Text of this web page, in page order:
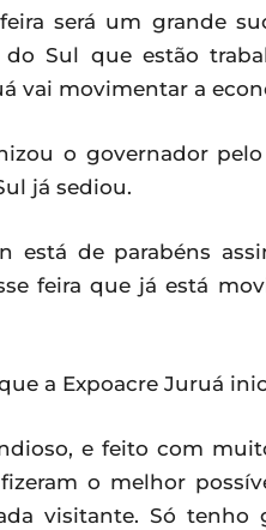
será um grande
do Sul que estão
vai movimentar a
o governador
já sediou.
está de parabéns
feira que já está
a Expoacre Juruá
e feito com
o melhor
visitante. Só tenho